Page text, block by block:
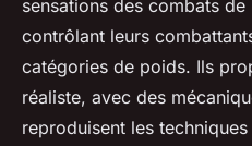
sensations des combats
contrôlant leurs
catégories de poids. Ils
réaliste, avec des
reproduisent les